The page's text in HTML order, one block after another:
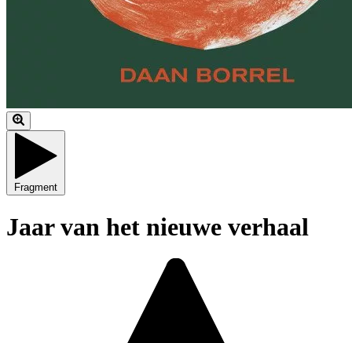
Fragment
Jaar van het nieuwe verhaal